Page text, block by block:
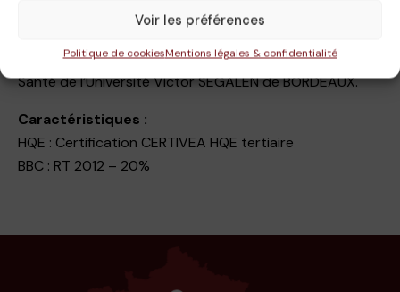
Voir les préférences
Politique de cookiesMentions légales & confidentialité
Réalisation en une seule tranche de travaux sur le site
santé : Médecine, Pharmacie… et de pôle recherche
Santé de l’Université Victor SEGALEN de BORDEAUX.
Caractéristiques :
HQE : Certification CERTIVEA HQE tertiaire
BBC : RT 2012 – 20%